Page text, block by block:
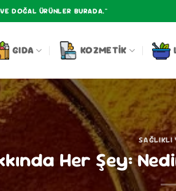
DOĞAL ÜRÜNLER BURADA."
GIDA KOZMETIK
SAĞLIKLI
Her Şey: